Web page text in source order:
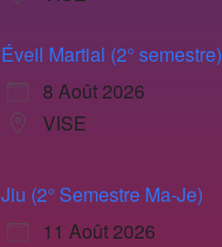
Éveil Martial (2° semestre)
8 Août 2026
VISE
Jiu (2° Semestre Ma-Je)
11 Août 2026